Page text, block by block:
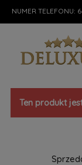
NUMER TELEFONU:
Ten produkt